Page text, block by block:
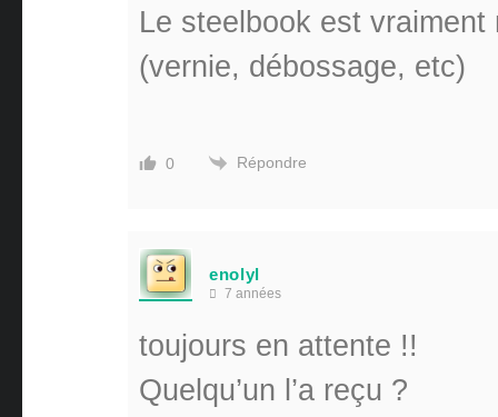
Le steelbook est
(vernie, débossage, etc)
0 Répondre
enolyl
7 années
toujours en attente !!
Quelqu’un l’a reçu ?